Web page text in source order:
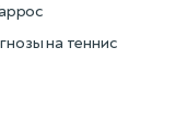
на теннис